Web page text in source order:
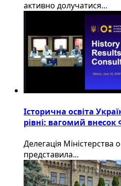
активно долучатися...
Історична освіта
рівні: вагомий внесок
Делегація Міністерства
представила...